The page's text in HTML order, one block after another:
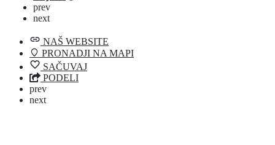
prev
next
NAŠ WEBSITE
PRONADJI NA MAPI
SAČUVAJ
PODELI
prev
next